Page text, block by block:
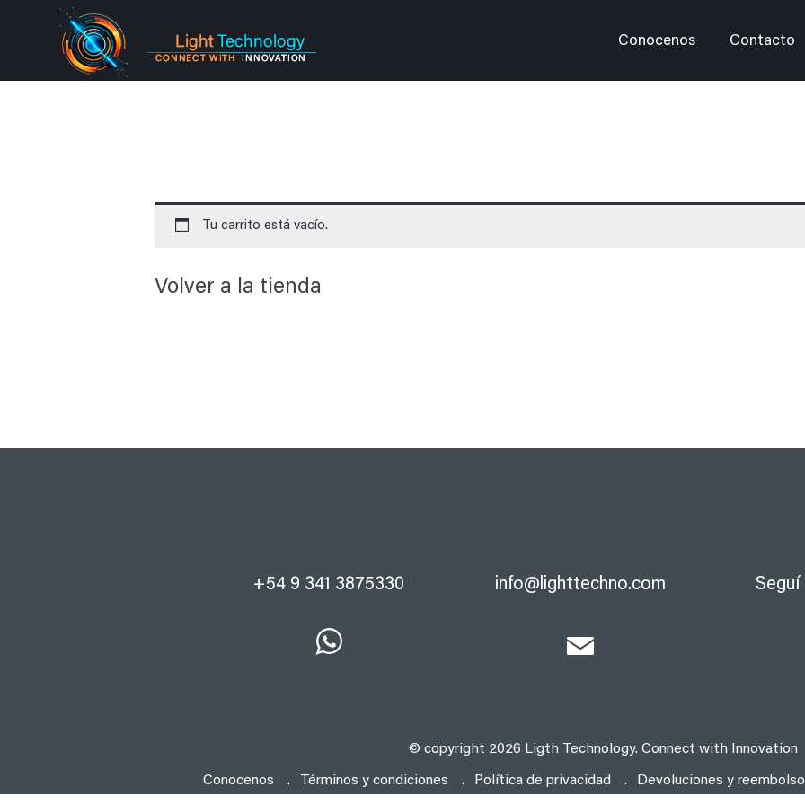
Conocenos Contacto
Tu carrito está vacío.
Volver a la tienda
+54 9 341 3875330 info@lighttechno.com Seguí
© copyright 2026 Ligth Technology. Connect with Innovation
Conocenos Términos y condiciones Política de privacidad Devoluciones y